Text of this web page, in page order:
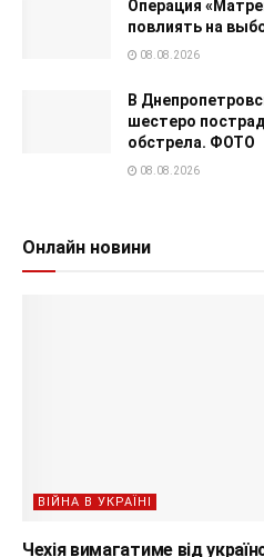
Операция
повлиять на
08.08.2026
В
шестеро
обстрела. ФОТО
08.08.2026
Онлайн новини
ВІЙНА В УКРАЇНІ
Чехія вимагатиме від